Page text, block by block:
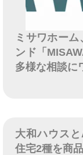
ミサワホー
ンド「
多様な相談に
大和ハウス
住宅2種を商